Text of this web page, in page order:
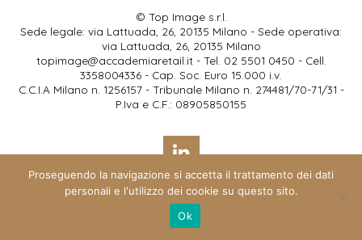
© Top Image s.r.l.
Sede legale: via Lattuada, 26, 20135 Milano - Sede operativa:
via Lattuada, 26, 20135 Milano
topimage@accademiaretail.it - Tel. 02 5501 0450 - Cell.
3358004336 - Cap. Soc. Euro 15.000 i.v.
C.C.I.A Milano n. 1256157 - Tribunale Milano n. 274481/70-71/31 -
P.Iva e C.F.: 08905850155
Cookies Privacy Credits
Proseguendo la navigazione si accetta il trattamento dei dati
personali e l'utilizzo dei cookie su questo sito.
Ok